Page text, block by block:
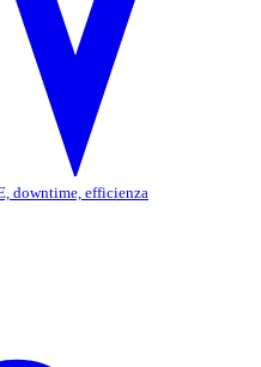
downtime, efficienza